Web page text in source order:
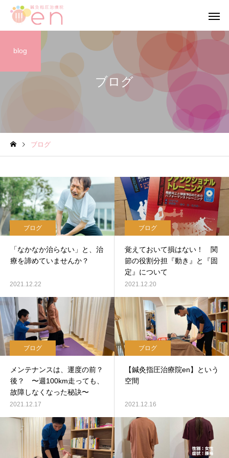
【当院の小さな従業員】
ブログ
【笑顔が作る 穏やか
ブログ
blog
ブログ
ブログ
「なかなか治らない」と、治
療を諦めていませんか？
2021.12.22
ブログ
覚えておいて損はない！ 関
節の役割分担『動き』と『固
定』について
2021.12.20
ブログ
メンテナンスは、運度の前？
後？ 〜週100km走っても、
故障しなくなった秘訣〜
2021.12.17
ブログ
【鍼灸指圧治療院en】という
空間
2021.12.16